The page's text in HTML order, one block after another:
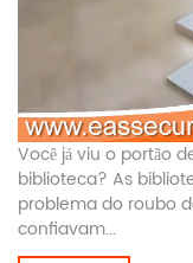
Você já viu o portão
biblioteca? As
problema do roubo
confiavam...